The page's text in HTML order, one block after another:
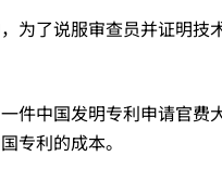
为了说服审查员并证明
件中国发明专利申请官
专利的成本。